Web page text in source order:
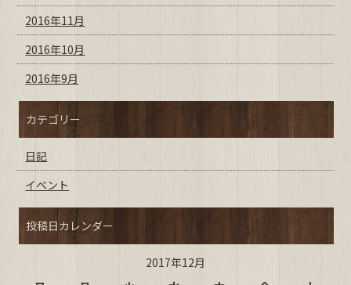
2016年11月
2016年10月
2016年9月
カテゴリー
日記
イベント
投稿日カレンダー
2017年12月